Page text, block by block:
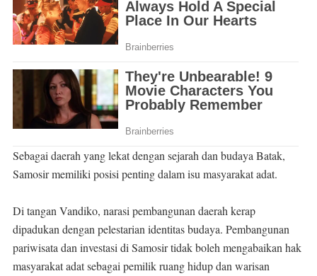
Sebagai daerah yang lekat dengan sejarah dan budaya Batak,
Samosir memiliki posisi penting dalam isu masyarakat adat.
Di tangan Vandiko, narasi pembangunan daerah kerap
dipadukan dengan pelestarian identitas budaya. Pembangunan
pariwisata dan investasi di Samosir tidak boleh mengabaikan hak
masyarakat adat sebagai pemilik ruang hidup dan warisan